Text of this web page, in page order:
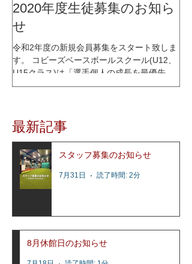
2020年度生徒募集のお知ら
せ
令和2年度の新規会員募集をスタート致しま
す。 コビーズベースボールスクール(U12、
U15クラス)は「選手個人の成長を最優先に
考える」をコンセプトに、少人数制スクー
レッスン内容はコビーズ代表...
最新記事
スタッフ募集のお知らせ
7月31日 読了時間: 2分
8月休館日のお知らせ